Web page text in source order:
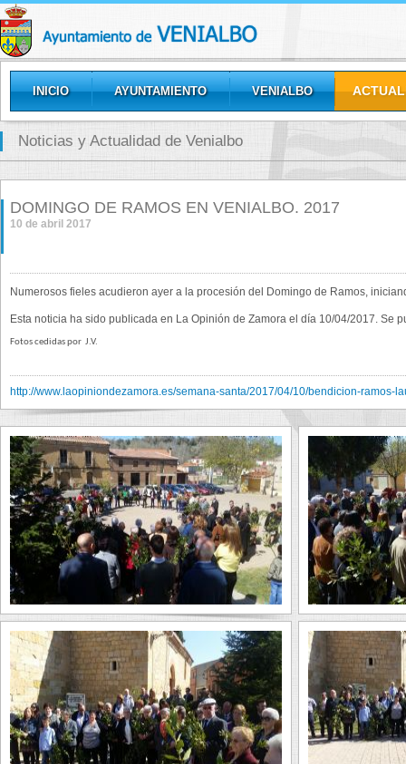
INICIO AYUNTAMIENTO VENIALBO
GALERÍAS
Noticias y Actualidad de Venialbo
DOMINGO DE RAMOS EN VENIALBO. 2017
10 de abril 2017
Numerosos fieles acudieron ayer a la procesión del Domingo de Ramos,
Esta noticia ha sido publicada en La Opinión de Zamora el día 10/04/2017. Se
Fotos cedidas por J.V.
http://www.laopiniondezamora.es/semana-santa/2017/04/10/bendicion-ramos-